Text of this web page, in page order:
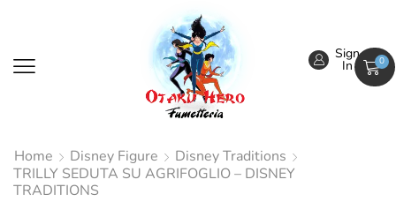
Sign
In 0
Home Disney Figure
Disney Traditions
TRILLY SEDUTA SU AGRIFOGLIO – DISNEY
TRADITIONS